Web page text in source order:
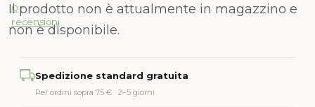
0
recensioni
Il prodotto non è attualmente in magazzino e
non è disponibile.
Spedizione standard gratuita
Per ordini sopra 75 € · 2–5 giorni